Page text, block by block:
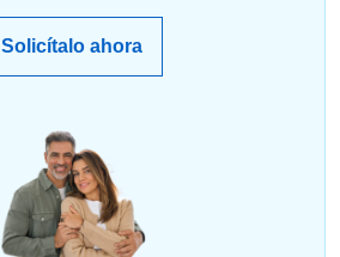
Solicítalo ahora